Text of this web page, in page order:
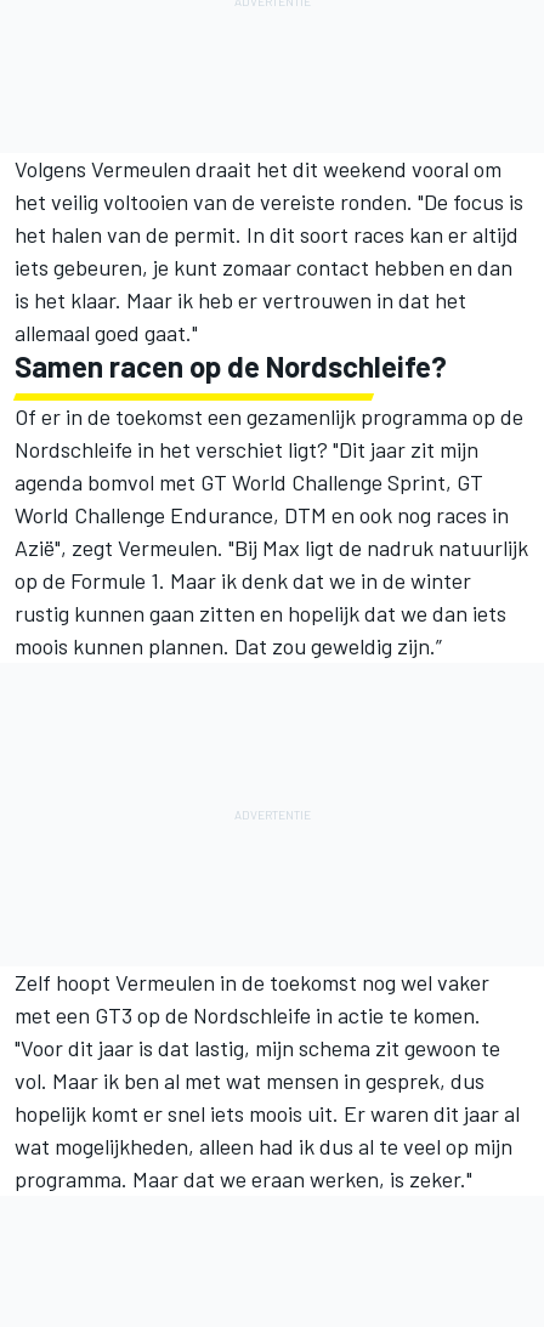
Volgens Vermeulen draait het dit weekend vooral om
het veilig voltooien van de vereiste ronden. "De focus is
het halen van de permit. In dit soort races kan er altijd
iets gebeuren, je kunt zomaar contact hebben en dan
is het klaar. Maar ik heb er vertrouwen in dat het
allemaal goed gaat."
Samen racen op de Nordschleife?
Of er in de toekomst een gezamenlijk programma op de
Nordschleife in het verschiet ligt? "Dit jaar zit mijn
agenda bomvol met GT World Challenge Sprint, GT
World Challenge Endurance, DTM en ook nog races in
Azië", zegt Vermeulen. "Bij Max ligt de nadruk natuurlijk
op de Formule 1. Maar ik denk dat we in de winter
rustig kunnen gaan zitten en hopelijk dat we dan iets
moois kunnen plannen. Dat zou geweldig zijn.”
Zelf hoopt Vermeulen in de toekomst nog wel vaker
met een GT3 op de Nordschleife in actie te komen.
"Voor dit jaar is dat lastig, mijn schema zit gewoon te
vol. Maar ik ben al met wat mensen in gesprek, dus
hopelijk komt er snel iets moois uit. Er waren dit jaar al
wat mogelijkheden, alleen had ik dus al te veel op mijn
programma. Maar dat we eraan werken, is zeker."